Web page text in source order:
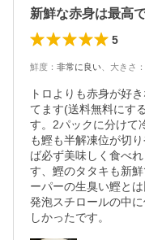
新鮮な赤身は最高
5
鮮度 ： 非常に良い 大きさ ：
トロよりも赤身が好
てます(送料無料にす
す。2パックに分けて
も鰹も半解凍位が切
ば必ず美味しく食べ
す、鰹のタタキも新
ーパーの生臭い鰹と
発泡スチロールの中
しかったです。